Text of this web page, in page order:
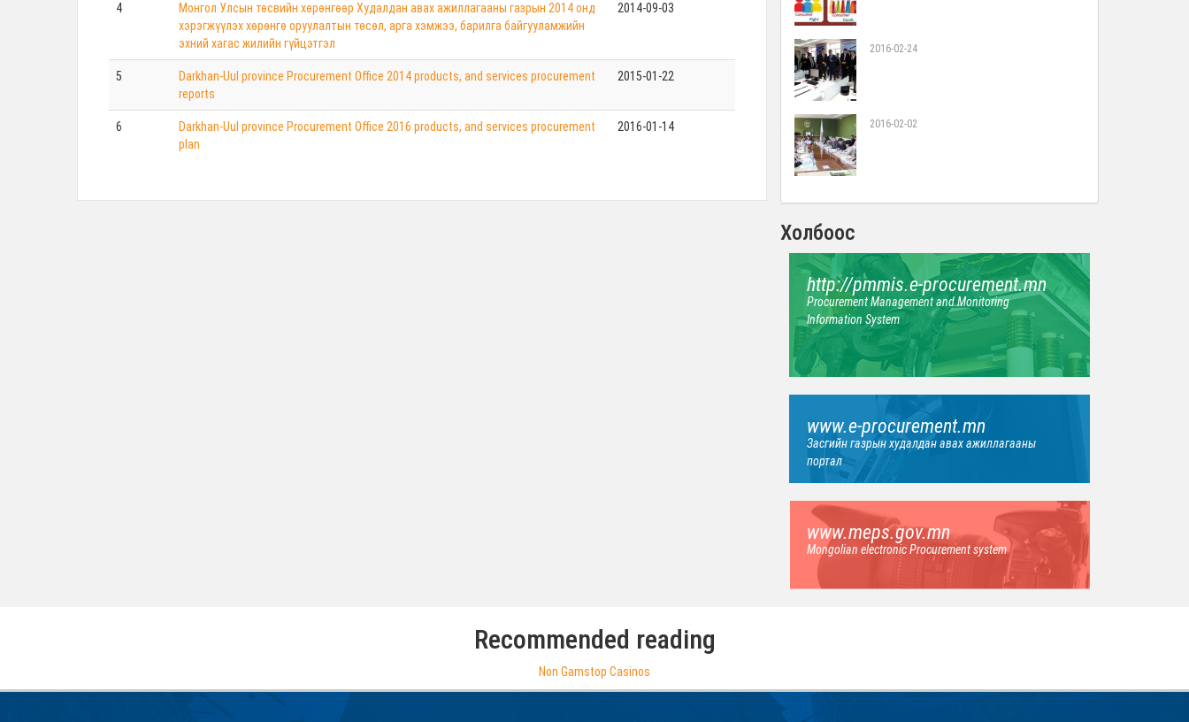
4
Монгол Улсын төсвийн хөрөнгөөр Худалдан авах ажиллагааны газрын 2014 онд
хэрэгжүүлэх хөрөнгө оруулалтын төсөл, арга хэмжээ, барилга байгууламжийн
эхний хагас жилийн гүйцэтгэл
2014-09-03
5
Darkhan-Uul province Procurement Office 2014 products, and services procurement
reports
2015-01-22
6
Darkhan-Uul province Procurement Office 2016 products, and services procurement
plan
2016-01-14
2016-02-24
2016-02-02
Холбоос
http://pmmis.e-procurement.mn
Procurement Management and Monitoring
Information System
www.e-procurement.mn
Засгийн газрын худалдан авах ажиллагааны
портал
www.meps.gov.mn
Mongolian electronic Procurement system
Recommended reading
Non Gamstop Casinos